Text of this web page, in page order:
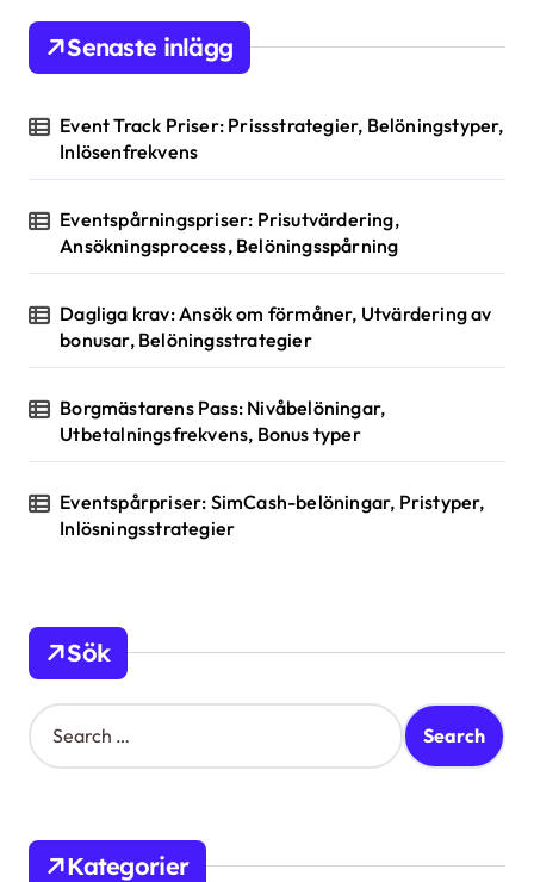
n
a
i
o
n
Senaste inlägg
Event Track Priser: Prissstrategier, Belöningstyper,
Inlösenfrekvens
Eventspårningspriser: Prisutvärdering,
Ansökningsprocess, Belöningsspårning
Dagliga krav: Ansök om förmåner, Utvärdering av
bonusar, Belöningsstrategier
Borgmästarens Pass: Nivåbelöningar,
Utbetalningsfrekvens, Bonus typer
Eventspårpriser: SimCash-belöningar, Pristyper,
Inlösningsstrategier
Sök
S
e
h
Kategorier